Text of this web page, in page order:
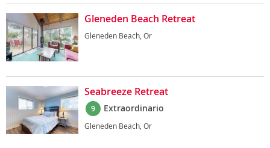
Gleneden Beach Retreat
Gleneden Beach, Or
Seabreeze Retreat
9 Extraordinario
Gleneden Beach, Or